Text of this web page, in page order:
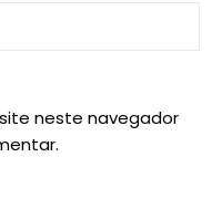
neste navegador